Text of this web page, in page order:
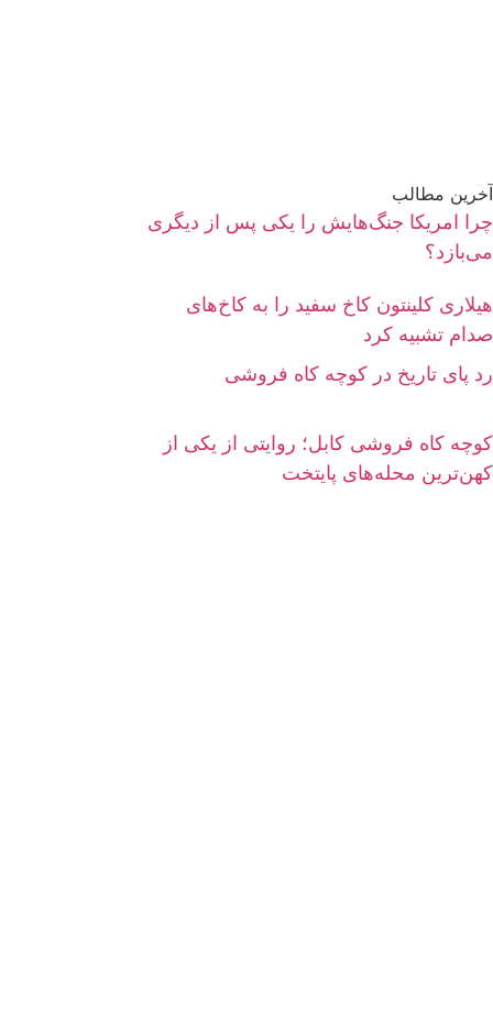
آخرین مطالب
چرا امریکا جنگ‌هایش را یکی پس از دیگری
می‌بازد؟
هیلاری کلینتون کاخ سفید را به کاخ‌های
صدام تشبیه کرد
رد پای تاریخ در کوچه کاه فروشی
کوچه کاه‌ فروشی کابل؛ روایتی از یکی از
کهن‌ترین محله‌های پایتخت